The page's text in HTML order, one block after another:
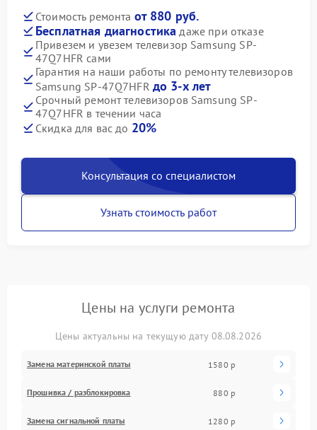
Стоимость ремонта от 880 руб.
Бесплатная диагностика даже при отказе
Привезем и увезем телевизор Samsung SP-
47Q7HFR сами
Гарантия на наши работы по ремонту телевизоров
Samsung SP-47Q7HFR до 3-х лет
Срочный ремонт телевизоров Samsung SP-
47Q7HFR в течении часа
Скидка для вас до 20%
Консультация со специалистом
Узнать стоимость работ
Цены на услуги ремонта
Цены актуальны на текущую дату 08.08.2026
Замена материнской платы 1580 р
Прошивка / разблокировка 880 р
Замена сигнальной платы 1280 р